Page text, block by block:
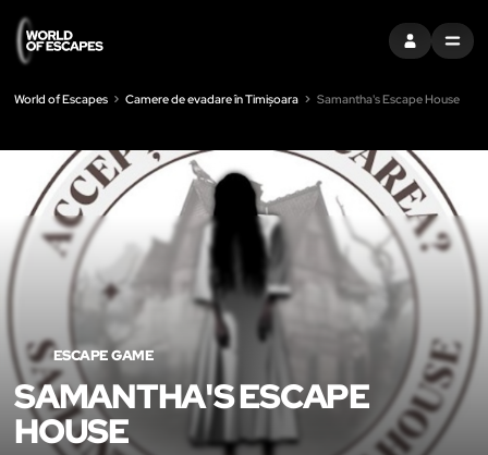
CONECTAȚI-
MENU
World of Escapes Camere de evadare în Timișoara Samantha's Escape House
ESCAPE GAME
SAMANTHA'S ESCAPE
HOUSE